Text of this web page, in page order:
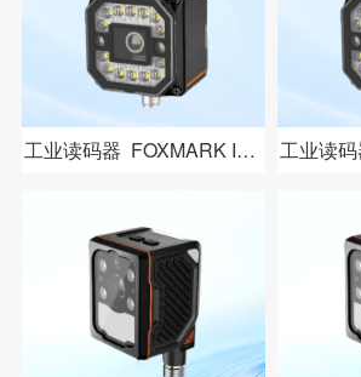
工业读码器 FOXMARK ID407